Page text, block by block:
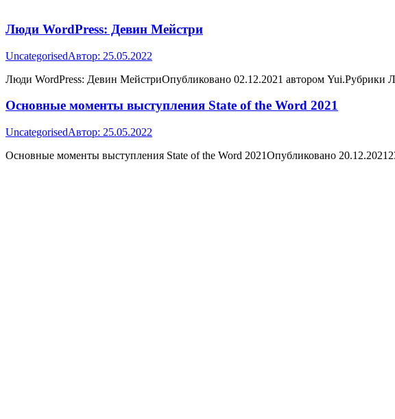
Люди WordPress: Девин Мейстри
UncategorisedАвтор: 25.05.2022
Люди WordPress: Девин МейстриОпубликовано 02.12.2021 автором
Основные моменты выступления State of the Word 2021
UncategorisedАвтор: 25.05.2022
Основные моменты выступления State of the Word 2021Опубликовано